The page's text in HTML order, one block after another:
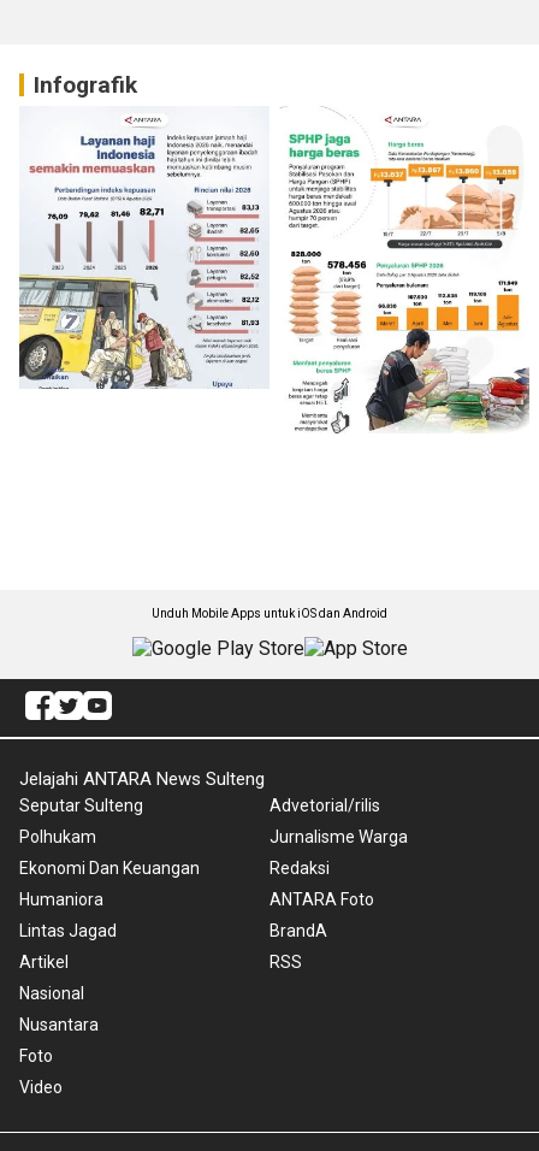
Infografik
Unduh Mobile Apps untuk iOS dan Android
Jelajahi ANTARA News Sulteng
Seputar Sulteng
Polhukam
Ekonomi Dan Keuangan
Humaniora
Lintas Jagad
Artikel
Nasional
Nusantara
Foto
Video
Advetorial/rilis
Jurnalisme Warga
Redaksi
ANTARA Foto
BrandA
RSS